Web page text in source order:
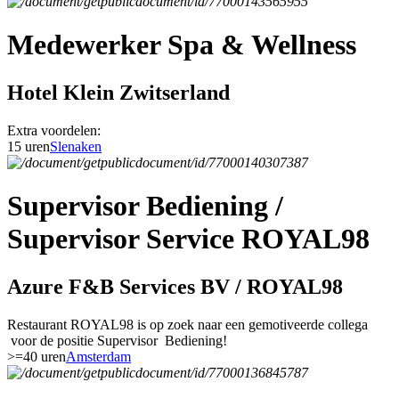
Medewerker Spa & Wellness
Hotel Klein Zwitserland
Extra voordelen:
15 urenSlenaken
Supervisor Bediening /
Supervisor Service ROYAL98
Azure F&B Services BV / ROYAL98
Restaurant ROYAL98 is op zoek naar een gemotiveerde collega
voor de positie Supervisor Bediening!
>=40 urenAmsterdam